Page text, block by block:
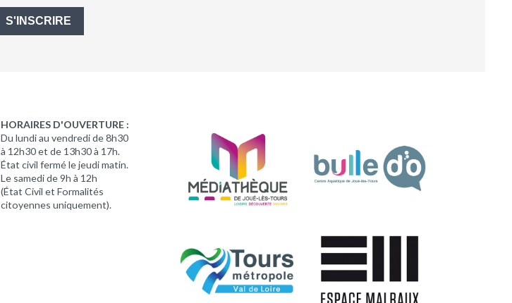
S'INSCRIRE
HORAIRES D'OUVERTURE :
Du lundi au vendredi de 8h30
à 12h30 et de 13h30 à 17h.
État civil fermé le jeudi matin.
Le samedi de 9h à 12h
(État Civil et Formalités
citoyennes uniquement).